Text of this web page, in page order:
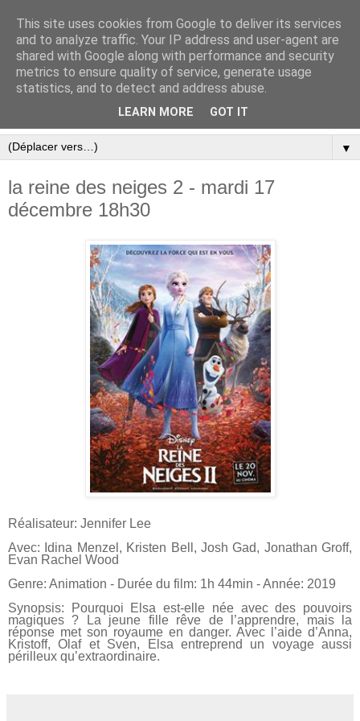
▼
la reine des neiges 2 - mardi 17
décembre 18h30
Réalisateur: Jennifer Lee
Avec: Idina Menzel, Kristen Bell, Josh Gad, Jonathan Groff,
Evan Rachel Wood
Genre: Animation - Durée du film: 1h 44min - Année: 2019
Synopsis: Pourquoi Elsa est-elle née avec des pouvoirs
magiques ? La jeune fille rêve de l’apprendre, mais la
réponse met son royaume en danger. Avec l’aide d’Anna,
Kristoff, Olaf et Sven, Elsa entreprend un voyage aussi
périlleux qu’extraordinaire.
This site uses cookies from Google to deliver its services
and to analyze traffic. Your IP address and user-agent are
shared with Google along with performance and security
metrics to ensure quality of service, generate usage
statistics, and to detect and address abuse.
LEARN MORE GOT IT